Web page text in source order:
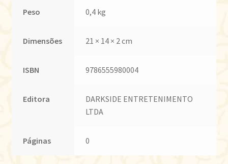
Peso 0,4 kg
Dimensões 21 × 14 × 2 cm
ISBN 9786555980004
Editora
DARKSIDE ENTRETENIMENTO
LTDA
Páginas 0